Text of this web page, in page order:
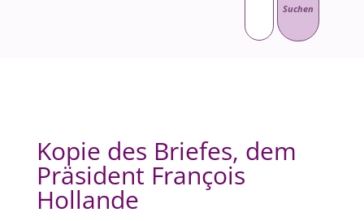
Kopie des Briefes, dem
Präsident François
Hollande